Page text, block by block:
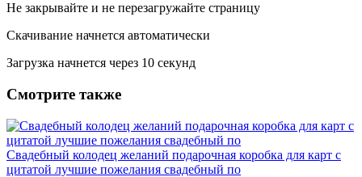
Не закрывайте и не перезагружайте страницу
Скачивание начнется автоматически
Загрузка начнется через 10 секунд
Смотрите также
Свадебный колодец желаний подарочная коробка для карт с
цитатой лучшие пожелания свадебный по